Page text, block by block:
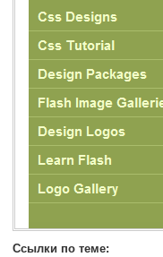
Ссылки по теме: